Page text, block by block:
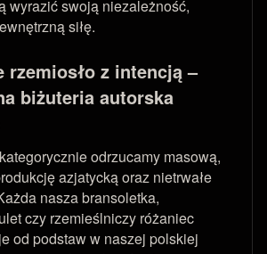
wyrazić swoją niezależność,
siłę.
rzemiosło z intencją –
biżuteria autorska
odrzucamy masową,
azjatycką oraz nietrwałe
nasza bransoletka,
czy rzemieślniczy różaniec
od podstaw w naszej polskiej